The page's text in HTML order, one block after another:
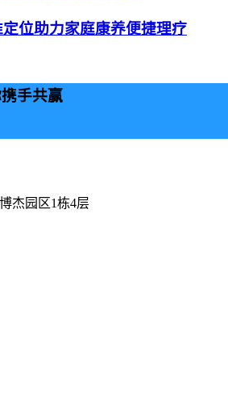
位助力家庭康养便捷理疗
手共赢
杰园区1栋4层